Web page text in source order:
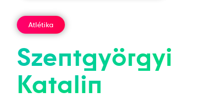
Atlétika
Szentgyörgyi
Katalin